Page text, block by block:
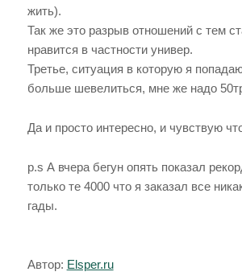
жить).
Так же это разрыв отношений с тем
нравится в частности универ.
Третье, ситуация в которую я
больше шевелиться, мне же надо
Да и просто интересно, и чувствую
p.s А вчера бегун опять показал
только те 4000 что я заказал все
гады.
Автор: Elsper.ru